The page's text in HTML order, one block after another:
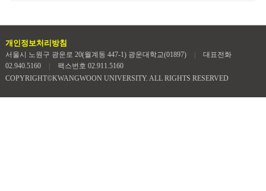
개인정보처리방침
서울시 노원구 광운로 20(월계동 447-1) 광운대학교(01897)
대표전화
02.940.5160
팩스번호 02.911.5160
COPYRIGHT©KWANGWOON UNIVERSITY. ALL RIGHTS RESERVED